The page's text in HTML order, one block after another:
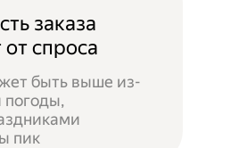
заказа
от спроса
быть выше из-
погоды,
пик